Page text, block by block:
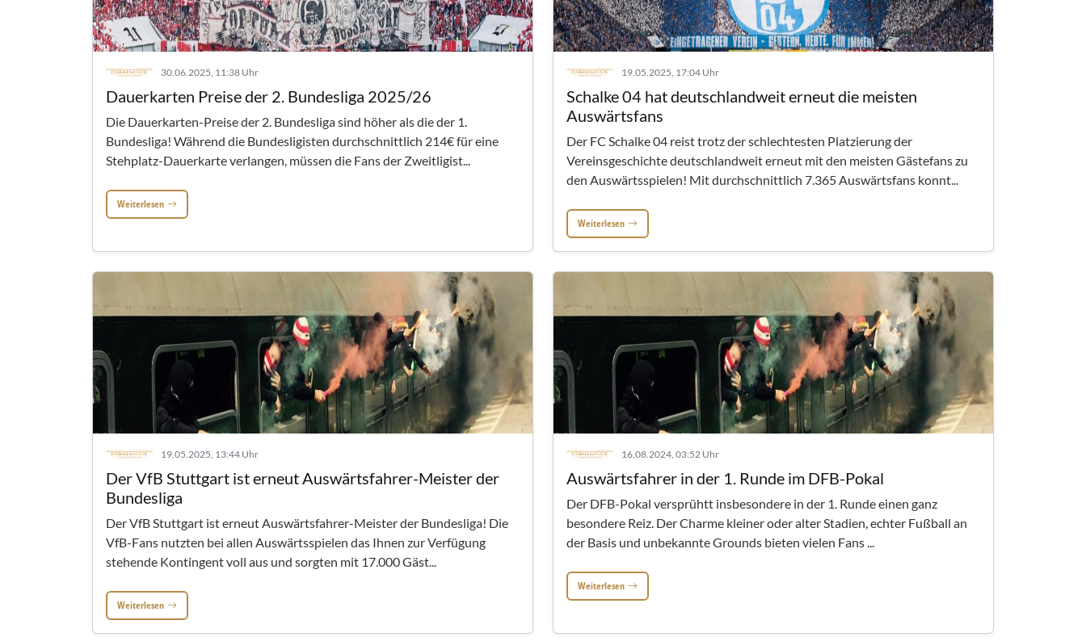
30.06.2025, 11:38 Uhr
Dauerkarten Preise der 2. Bundesliga 2025/26
Die Dauerkarten-Preise der 2. Bundesliga sind höher als die der 1.
Bundesliga! Während die Bundesligisten durchschnittlich 214€ für eine
Stehplatz-Dauerkarte verlangen, müssen die Fans der Zweitligist...
Weiterlesen
19.05.2025, 17:04 Uhr
Schalke 04 hat deutschlandweit erneut die meisten
Auswärtsfans
Der FC Schalke 04 reist trotz der schlechtesten Platzierung der
Vereinsgeschichte deutschlandweit erneut mit den meisten Gästefans zu
den Auswärtsspielen! Mit durchschnittlich 7.365 Auswärtsfans konnt...
Weiterlesen
19.05.2025, 13:44 Uhr
Der VfB Stuttgart ist erneut Auswärtsfahrer-Meister der
Bundesliga
Der VfB Stuttgart ist erneut Auswärtsfahrer-Meister der Bundesliga! Die
VfB-Fans nutzten bei allen Auswärtsspielen das Ihnen zur Verfügung
stehende Kontingent voll aus und sorgten mit 17.000 Gäst...
Weiterlesen
16.08.2024, 03:52 Uhr
Auswärtsfahrer in der 1. Runde im DFB-Pokal
Der DFB-Pokal versprühtt insbesondere in der 1. Runde einen ganz
besondere Reiz. Der Charme kleiner oder alter Stadien, echter Fußball an
der Basis und unbekannte Grounds bieten vielen Fans ...
Weiterlesen